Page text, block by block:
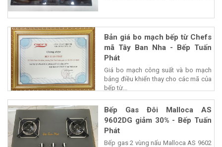
Bản giá bo mạch bếp từ Chefs
mã Tây Ban Nha - Bếp Tuấn
Phát
Giá bo mạch công suất và bo mạch
bảng điều khiển thay cho các mã của
bếp từ...
Bếp Gas Đôi Malloca AS
9602DG giảm 30% - Bếp Tuấn
Phát
Bếp gas 2 vùng nấu Malloca AS 9602